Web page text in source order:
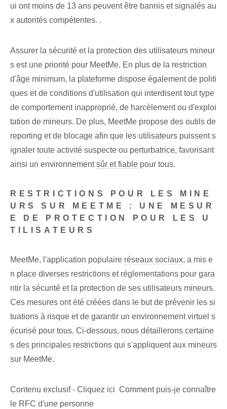
ui⁢ ont moins de⁤ 13 ans peuvent être bannis et⁤ signalés au
x autorités compétentes. .
Assurer la sécurité et la protection des utilisateurs mineur
s est une priorité pour MeetMe. En plus de la restriction
d'âge minimum, la plateforme dispose également de politi
ques et de conditions d'utilisation qui interdisent tout type
de comportement inapproprié, de harcèlement ou d'exploi
tation de mineurs. De plus, MeetMe propose des outils de
reporting et de blocage afin que les utilisateurs puissent s
ignaler toute activité suspecte ou perturbatrice, favorisant
ainsi un environnementsûr et fiable pour tous.
RESTRICTIONS POUR LES MINE
URS SUR MEETME : UNE MESUR
E DE PROTECTION POUR LES U
TILISATEURS
MeetMe, l'application populaire réseaux sociaux, a mis e
n place diverses restrictions et réglementations pour gara
ntir la sécurité et la protection de ses utilisateurs mineurs.
Ces mesures ont été créées dans le but de prévenir les si
tuations à risque et de garantir un environnement virtuel s
écurisé pour tous. Ci-dessous, nous détaillerons certaine
s des principales restrictions qui s'appliquent aux mineurs
sur MeetMe.
Contenu exclusif - Cliquez ici Comment puis-je connaître
le RFC d'une personne